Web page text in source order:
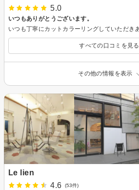
5.0
いつもありがとうございます。
すべての口コミを見る
その他の情報を表示
Le lien
4.6
(53件)